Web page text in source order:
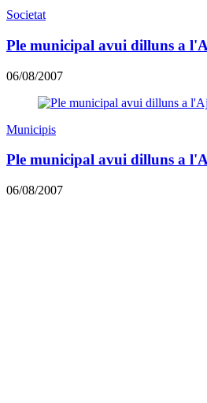
Societat
Ple municipal avui dilluns a
06/08/2007
Municipis
Ple municipal avui dilluns a
06/08/2007